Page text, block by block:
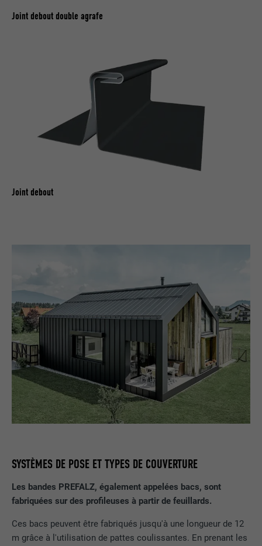
Joint debout double agrafe
Joint debout
SYSTÈMES DE POSE ET TYPES DE COUVERTURE
Les bandes PREFALZ, également appelées bacs, sont
fabriquées sur des profileuses à partir de feuillards.
Ces bacs peuvent être fabriqués jusqu'à une longueur de 12
m grâce à l'utilisation de pattes coulissantes. En prenant les